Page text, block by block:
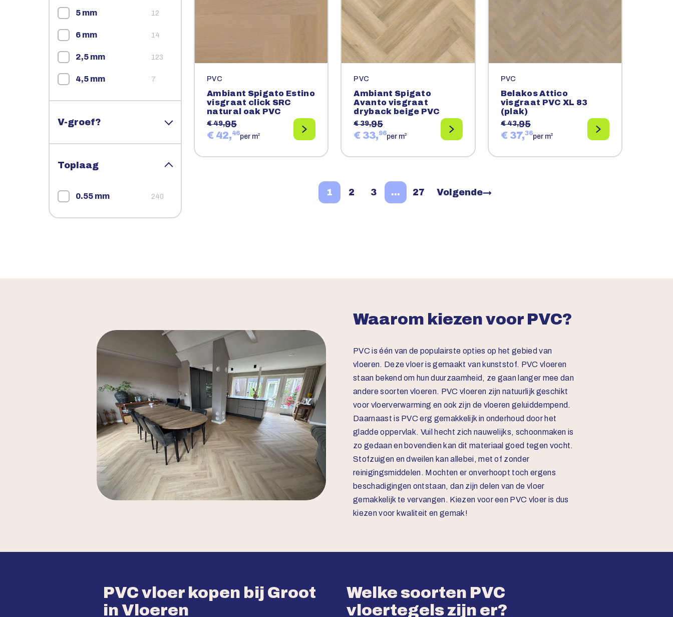
5 mm 12
6 mm 14
2,5 mm 123
4,5 mm 7
V-groef?
Toplaag
0.55 mm 240
PVC
Ambiant Spigato Estino
visgraat click SRC
natural oak PVC
€ 49,95
€ 42,46per m2
PVC
Ambiant Spigato
Avanto visgraat
dryback beige PVC
€ 39,95
€ 33,96per m2
PVC
Belakos Attico
visgraat PVC XL 83
(plak)
€ 43,95
€ 37,36per m2
1 2 3 … 27 Volgende→
Waarom kiezen voor PVC?
PVC is één van de populairste opties op het gebied van
vloeren. Deze vloer is gemaakt van kunststof. PVC vloeren
staan bekend om hun duurzaamheid, ze gaan langer mee dan
andere soorten vloeren. PVC vloeren zijn natuurlijk geschikt
voor vloerverwarming en ook zijn de vloeren geluiddempend.
Daarnaast is PVC erg gemakkelijk in onderhoud door het
gladde oppervlak. Vuil hecht zich nauwelijks, schoonmaken is
zo gedaan en bovendien kan dit materiaal goed tegen vocht.
Stofzuigen en dweilen kan allebei, met of zonder
reinigingsmiddelen. Mochten er onverhoopt toch ergens
beschadigingen ontstaan, dan zijn delen van de vloer
gemakkelijk te vervangen. Kiezen voor een PVC vloer is dus
kiezen voor kwaliteit en gemak!
PVC vloer kopen bij Groot
in Vloeren
Welke soorten PVC
vloertegels zijn er?